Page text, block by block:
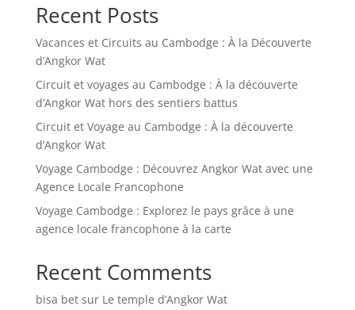
Recent Posts
Vacances et Circuits au Cambodge : À la Découverte
d’Angkor Wat
Circuit et voyages au Cambodge : À la découverte
d’Angkor Wat hors des sentiers battus
Circuit et Voyage au Cambodge : À la découverte
d’Angkor Wat
Voyage Cambodge : Découvrez Angkor Wat avec une
Agence Locale Francophone
Voyage Cambodge : Explorez le pays grâce à une
agence locale francophone à la carte
Recent Comments
bisa betsur Le temple d’Angkor Wat